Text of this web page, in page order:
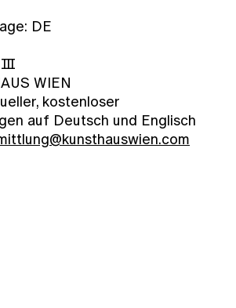
DE
Ⅲ
WIEN
kostenloser
auf Deutsch und Englisch